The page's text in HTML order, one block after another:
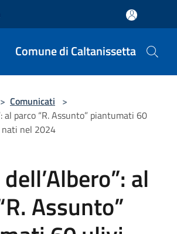
Comune di Caltanissetta
> Comunicati >
al parco “R. Assunto” piantumati 60
nel 2024
al
Assunto”